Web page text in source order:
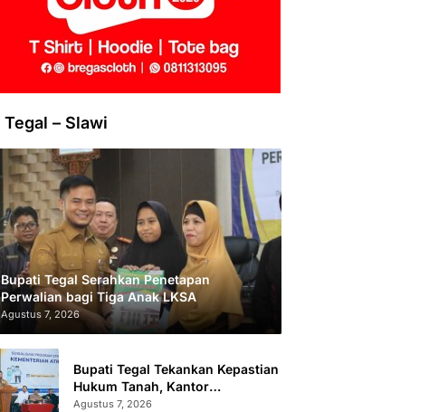
Tegal – Slawi
Bupati Tegal Serahkan Penetapan
Perwalian bagi Tiga Anak LKSA
Agustus 7, 2026
Bupati Tegal Tekankan Kepastian
Hukum Tanah, Kantor
Pertanahan Catat 296.869
Agustus 7, 2026